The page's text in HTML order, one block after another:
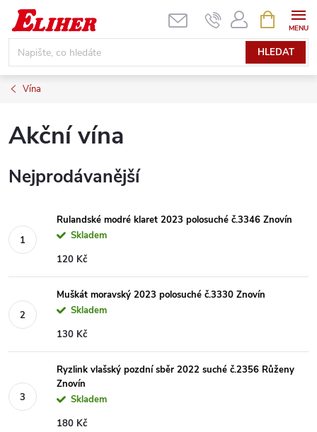
Přejít
obsah
HLEDAT
NÁKUPNÍ
KOŠÍK
Vína
Akční vína
Nejprodávanější
Rulandské modré klaret 2023 polosuché č.3346 Znovín
Skladem
120 Kč
Muškát moravský 2023 polosuché č.3330 Znovín
Skladem
130 Kč
Ryzlink vlašský pozdní sběr 2022 suché č.2356 Růženy
Znovín
Skladem
180 Kč